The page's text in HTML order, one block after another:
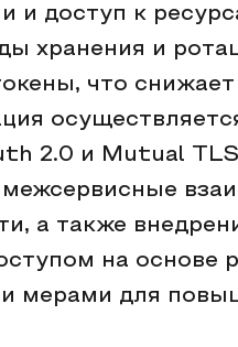
и доступ к
хранения и
что снижает
2.0 и Mutual
а также
на основе
мерами для